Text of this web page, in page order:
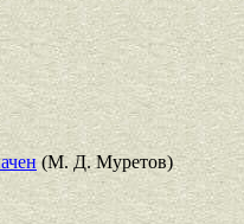
(М. Д. Муретов)